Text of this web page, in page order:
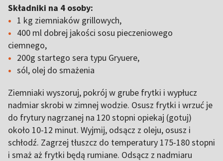
Składniki na 4 osoby:
1 kg ziemniaków grillowych,
400 ml dobrej jakości sosu pieczeniowego
ciemnego,
200g startego sera typu Gryuere,
sól, olej do smażenia
Ziemniaki wyszoruj, pokrój w grube frytki i wypłucz
nadmiar skrobi w zimnej wodzie. Osusz frytki i wrzuć je
do frytury nagrzanej na 120 stopni opiekaj (gotuj)
około 10-12 minut. Wyjmij, odsącz z oleju, osusz i
schłodź. Zagrzej tłuszcz do temperatury 175-180 stopni
i smaż aż frytki będą rumiane. Odsącz z nadmiaru